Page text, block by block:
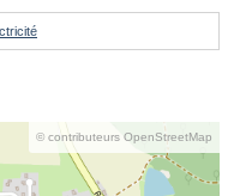
© contributeurs OpenStreetMap